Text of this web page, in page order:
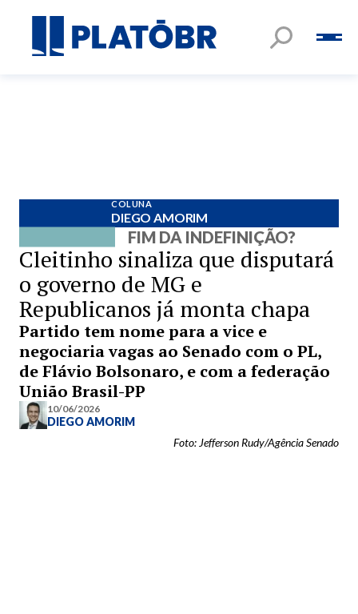
COLUNA
DIEGO AMORIM
FIM DA INDEFINIÇÃO?
Cleitinho sinaliza que disputará
o governo de MG e
Republicanos já monta chapa
Partido tem nome para a vice e
negociaria vagas ao Senado com o PL,
de Flávio Bolsonaro, e com a federação
União Brasil-PP
10/06/2026
DIEGO AMORIM
Foto: Jefferson Rudy/Agência Senado